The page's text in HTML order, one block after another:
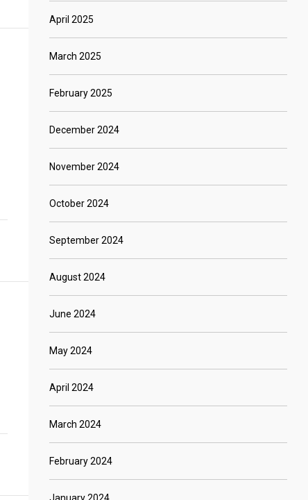
April 2025
March 2025
February 2025
December 2024
November 2024
October 2024
September 2024
August 2024
June 2024
May 2024
April 2024
March 2024
February 2024